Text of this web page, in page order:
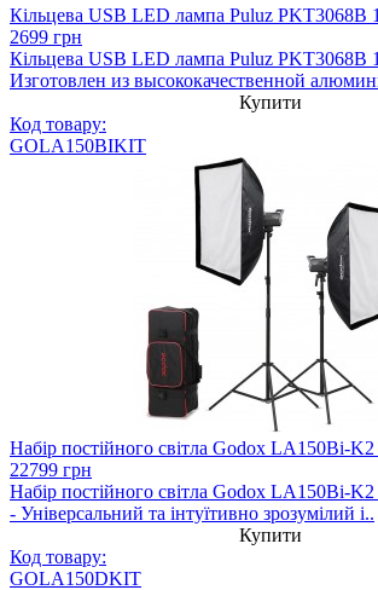
Кільцева USB LED лампа Puluz PKT3068B
2699 грн
Кільцева USB LED лампа Puluz PKT3068B
Изготовлен из высококачественной
Купити
Код товару:
GOLA150BIKIT
Набір постійного світла Godox LA150Bi-
22799 грн
Набір постійного світла Godox LA150Bi-
- Універсальний та інтуїтивно зрозумілий і..
Купити
Код товару:
GOLA150DKIT